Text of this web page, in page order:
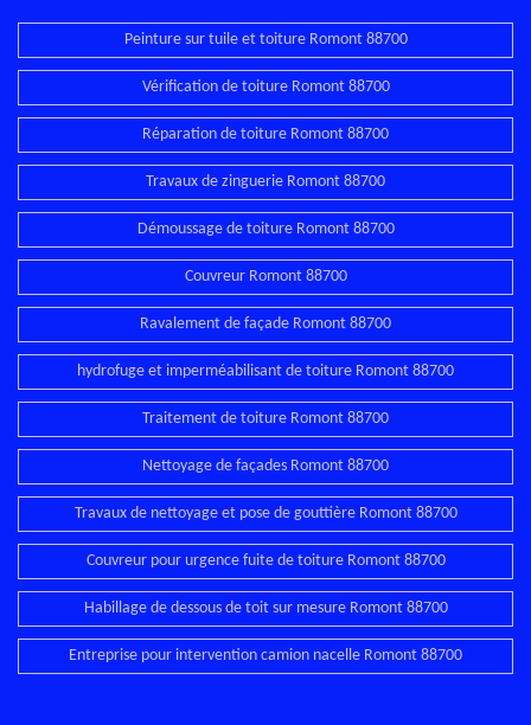
Peinture sur tuile et toiture Romont 88700
Vérification de toiture Romont 88700
Réparation de toiture Romont 88700
Travaux de zinguerie Romont 88700
Démoussage de toiture Romont 88700
Couvreur Romont 88700
Ravalement de façade Romont 88700
hydrofuge et imperméabilisant de toiture Romont 88700
Traitement de toiture Romont 88700
Nettoyage de façades Romont 88700
Travaux de nettoyage et pose de gouttière Romont 88700
Couvreur pour urgence fuite de toiture Romont 88700
Habillage de dessous de toit sur mesure Romont 88700
Entreprise pour intervention camion nacelle Romont 88700